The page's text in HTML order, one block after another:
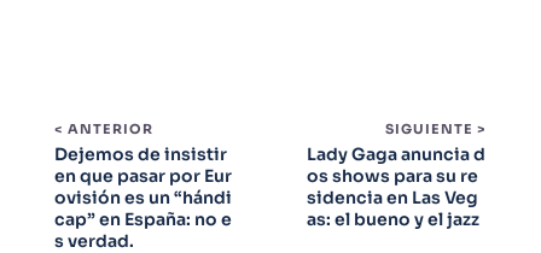
< ANTERIOR
Dejemos de insistir
en que pasar por Eur
ovisión es un “hándi
cap” en España: no e
s verdad.
SIGUIENTE >
Lady Gaga anuncia d
os shows para su re
sidencia en Las Veg
as: el bueno y el jazz